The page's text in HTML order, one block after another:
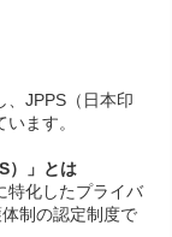
、JPPS（日本印
ます。
）」とは
特化したプライバ
制の認定制度で